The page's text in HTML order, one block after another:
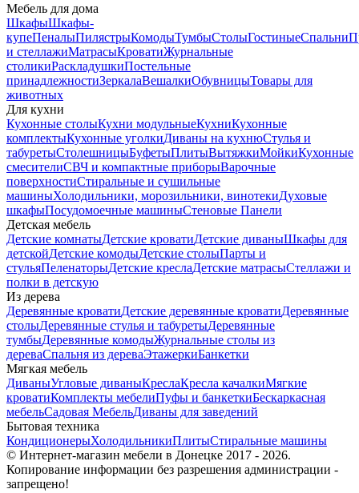
Мебель для дома
ШкафыШкафы-
купеПеналыПилястрыКомодыТумбыСтолыГостиныеСпальни
и стеллажиМатрасыКроватиЖурнальные
столикиРаскладушкиПостельные
принадлежностиЗеркалаВешалкиОбувницыТовары для
животных
Для кухни
Кухонные столыКухни модульныеКухниКухонные
комплектыКухонные уголкиДиваны на кухнюСтулья и
табуретыСтолешницыБуфетыПлитыВытяжкиМойкиКухонные
смесителиСВЧ и компактные приборыВарочные
поверхностиСтиральные и сушильные
машиныХолодильники, морозильники, винотекиДуховые
шкафыПосудомоечные машиныСтеновые Панели
Детская мебель
Детские комнатыДетские кроватиДетские диваныШкафы для
детскойДетские комодыДетские столыПарты и
стульяПеленаторыДетские креслаДетские матрасыСтеллажи и
полки в детскую
Из дерева
Деревянные кроватиДетские деревянные кроватиДеревянные
столыДеревянные стулья и табуретыДеревянные
тумбыДеревянные комодыЖурнальные столы из
дереваСпальня из дереваЭтажеркиБанкетки
Мягкая мебель
ДиваныУгловые диваныКреслаКресла качалкиМягкие
кроватиКомплекты мебелиПуфы и банкеткиБескаркасная
мебельСадовая МебельДиваны для заведений
Бытовая техника
КондиционерыХолодильникиПлитыСтиральные машины
© Интернет-магазин мебели в Донецке 2017 - 2026.
Копирование информации без разрешения администрации -
запрещено!